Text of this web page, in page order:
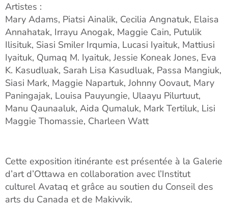
Artistes :
Mary Adams, Piatsi Ainalik, Cecilia Angnatuk, Elaisa
Annahatak, Irrayu Anogak, Maggie Cain, Putulik
Ilisituk, Siasi Smiler Irqumia, Lucasi Iyaituk, Mattiusi
Iyaituk, Qumaq M. Iyaituk, Jessie Koneak Jones, Eva
K. Kasudluak, Sarah Lisa Kasudluak, Passa Mangiuk,
Siasi Mark, Maggie Napartuk, Johnny Oovaut, Mary
Paningajak, Louisa Pauyungie, Ulaayu Pilurtuut,
Manu Qaunaaluk, Aida Qumaluk, Mark Tertiluk, Lisi
Maggie Thomassie, Charleen Watt
Cette exposition itinérante est présentée à la Galerie
d’art d’Ottawa en collaboration avec l’Institut
culturel Avataq et grâce au soutien du Conseil des
arts du Canada et de Makivvik.